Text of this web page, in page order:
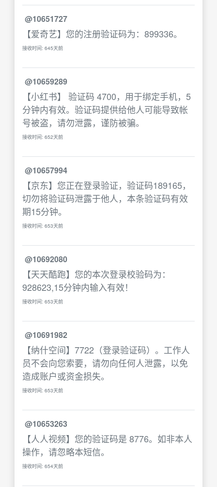
@10651727
【爱奇艺】您的注册验证码为：899336。
接收时间: 645天前
@10659289
【小红书】 验证码 4700，用于绑定手机，5
分钟内有效。验证码提供给他人可能导致帐
号被盗，请勿泄露，谨防被骗。
接收时间: 652天前
@10657994
【京东】您正在登录验证，验证码189165，
切勿将验证码泄露于他人，本条验证码有效
期15分钟。
接收时间: 653天前
@10692080
【天天酷跑】您的本次登录校验码为：
928623,15分钟内输入有效！
接收时间: 653天前
@10691982
【纳什空间】7722（登录验证码）。工作人
员不会向您索要，请勿向任何人泄露，以免
造成账户或资金损失。
接收时间: 653天前
@10653263
【人人视频】您的验证码是 8776。如非本人
操作，请忽略本短信。
接收时间: 654天前